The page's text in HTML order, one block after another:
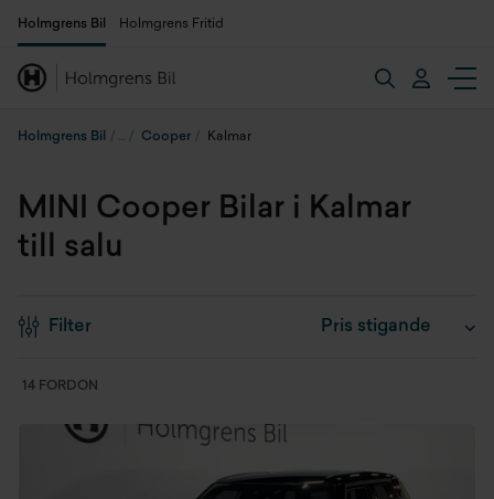
Holmgrens Bil Holmgrens Fritid
Holmgrens Bil Cooper Kalmar
MINI Cooper Bilar i Kalmar
till salu
Filter
14 FORDON